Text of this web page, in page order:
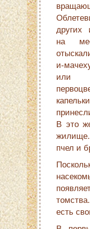
других
на
и-
или
В это
пчел и
есть